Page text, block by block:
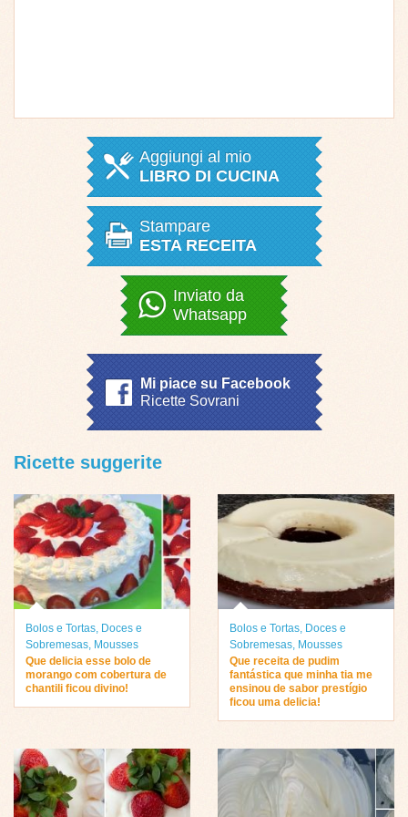
Aggiungi al mio
LIBRO DI CUCINA
Stampare
ESTA RECEITA
Inviato da
Whatsapp
Mi piace su Facebook
Ricette Sovrani
Ricette suggerite
Bolos e Tortas, Doces e
Sobremesas, Mousses
Que delicia esse bolo de
morango com cobertura de
chantili ficou divino!
Bolos e Tortas, Doces e
Sobremesas, Mousses
Que receita de pudim
fantástica que minha tia me
ensinou de sabor prestígio
ficou uma delicia!